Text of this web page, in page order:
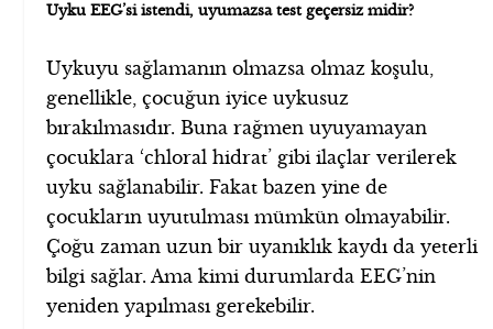
Uyku EEG’si istendi, uyumazsa test geçersiz midir?
Uykuyu sağlamanın olmazsa olmaz koşulu,
genellikle, çocuğun iyice uykusuz
bırakılmasıdır. Buna rağmen uyuyamayan
çocuklara ‘chloral hidrat’ gibi ilaçlar verilerek
uyku sağlanabilir. Fakat bazen yine de
çocukların uyutulması mümkün olmayabilir.
Çoğu zaman uzun bir uyanıklık kaydı da yeterli
bilgi sağlar. Ama kimi durumlarda EEG’nin
yeniden yapılması gerekebilir.